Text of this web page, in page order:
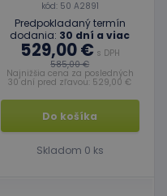
kód: 50 A2891
Predpokladaný termín
dodania: 30 dní a viac
529,00 € s DPH
585,00 €
Najnižšia cena za posledných
30 dní pred zľavou: 529,00 €
Do košíka
Skladom 0 ks